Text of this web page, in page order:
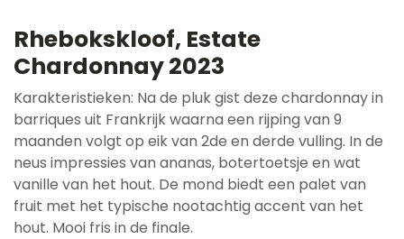
Rhebokskloof, Estate
Chardonnay 2023
Karakteristieken: Na de pluk gist deze chardonnay in
barriques uit Frankrijk waarna een rijping van 9
maanden volgt op eik van 2de en derde vulling. In de
neus impressies van ananas, botertoetsje en wat
vanille van het hout. De mond biedt een palet van
fruit met het typische nootachtig accent van het
hout. Mooi fris in de finale.